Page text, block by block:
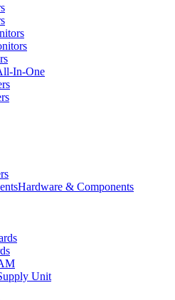
In-One
Hardware & Components
Unit